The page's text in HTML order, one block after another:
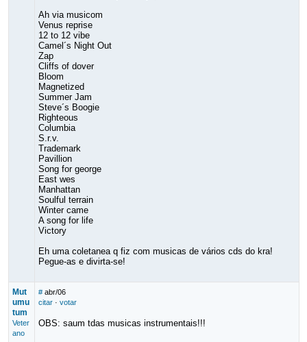
Ah via musicom
Venus reprise
12 to 12 vibe
Camel´s Night Out
Zap
Cliffs of dover
Bloom
Magnetized
Summer Jam
Steve´s Boogie
Righteous
Columbia
S.r.v.
Trademark
Pavillion
Song for george
East wes
Manhattan
Soulful terrain
Winter came
A song for life
Victory
Eh uma coletanea q fiz com musicas de vários cds do kra!
Pegue-as e divirta-se!
Mut
umu
tum
Veter
ano
# abr/06
citar· votar
OBS: saum tdas musicas instrumentais!!!